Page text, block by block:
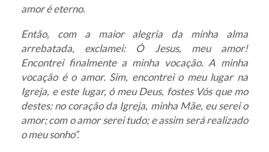
amor é eterno.
Então, com a maior alegria da minha alma
arrebatada, exclamei: Ó Jesus, meu amor!
Encontrei finalmente a minha vocação. A minha
vocação é o amor. Sim, encontrei o meu lugar na
Igreja, e este lugar, ó meu Deus, fostes Vós que mo
destes: no coração da Igreja, minha Mãe, eu serei o
amor; com o amor serei tudo; e assim será realizado
o meu sonho”.